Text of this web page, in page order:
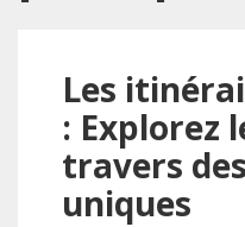
Les
: Explorez
travers
uniques